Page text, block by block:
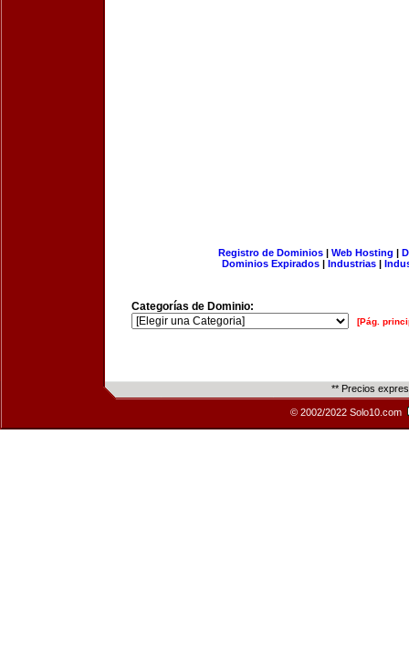
Registro de Dominios| Web Hosting |
Dominios Expirados | Industrias |
Categorías de Dominio:
[Pág.
** Precios
© 2002/2022 Solo10.com